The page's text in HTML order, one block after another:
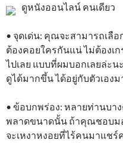
ดูหนังออนไลน์ คนเดียว
• จุดเด่น: คุณจะสามารถเลื
ต้องคอยใครกันแน่ ไม่ต้องเ
ไปเลย แบบที่ผมบอกเลยล่ะ
ดูได้มากขึ้น ได้อยู่กับตัวเอง
• ข้อบกพร่อง: หลายท่านบา
พลาดขนาดนั้น ถ้าคุณชอบม
จะเหงาหงอยที่ไร้คนมาแช